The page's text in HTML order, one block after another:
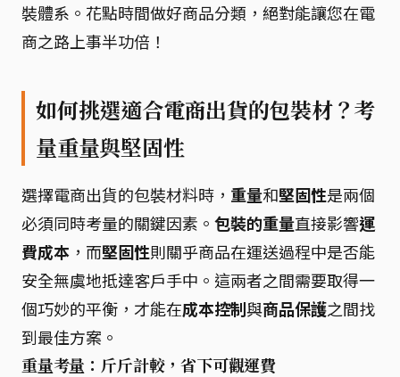
裝體系。花點時間做好商品分類，絕對能讓您在電
商之路上事半功倍！
如何挑選適合電商出貨的包裝材？考
量重量與堅固性
選擇電商出貨的包裝材料時， 重量和堅固性是兩個
必須同時考量的關鍵因素。 包裝的重量直接影響運
費成本 ，而堅固性則關乎商品在運送過程中是否能
安全無虞地抵達客戶手中。這兩者之間需要取得一
個巧妙的平衡，才能在成本控制與商品保護之間找
到最佳方案。
重量考量：斤斤計較，省下可觀運費